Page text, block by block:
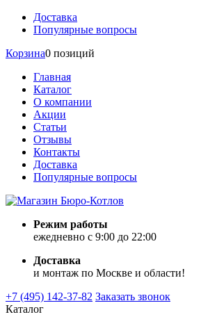
Доставка
Популярные вопросы
Корзина0 позиций
Главная
Каталог
О компании
Акции
Статьи
Отзывы
Контакты
Доставка
Популярные вопросы
Режим работы
ежедневно с 9:00 до 22:00
Доставка
и монтаж по Москве и области!
+7 (495) 142-37-82 Заказать звонок
Каталог